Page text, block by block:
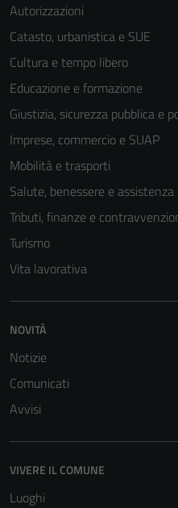
Autorizzazioni
Catasto, urbanistica e SUE
Cultura e tempo libero
Educazione e formazione
Giustizia, sicurezza pubblica e
Imprese, commercio e SUAP
Mobilità e trasporti
Salute, benessere e assistenza
Tributi, finanze e
Turismo
Vita lavorativa
NOVITÀ
Notizie
Comunicati
Avvisi
VIVERE IL COMUNE
Luoghi